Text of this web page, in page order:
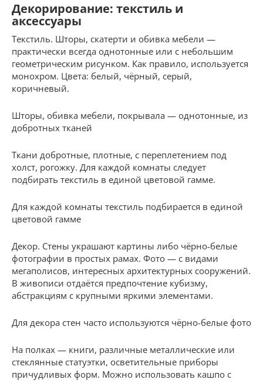
Декорирование: текстиль и
аксессуары
Текстиль. Шторы, скатерти и обивка мебели —
практически всегда однотонные или с небольшим
геометрическим рисунком. Как правило, используется
монохром. Цвета: белый, чёрный, серый,
коричневый.
Шторы, обивка мебели, покрывала — однотонные, из
добротных тканей
Ткани добротные, плотные, с переплетением под
холст, рогожку. Для каждой комнаты следует
подбирать текстиль в единой цветовой гамме.
Для каждой комнаты текстиль подбирается в единой
цветовой гамме
Декор. Стены украшают картины либо чёрно-белые
фотографии в простых рамах. Фото — с видами
мегаполисов, интересных архитектурных сооружений.
В живописи отдаётся предпочтение кубизму,
абстракциям с крупными яркими элементами.
Для декора стен часто используются чёрно-белые фото
На полках — книги, различные металлические или
стеклянные статуэтки, осветительные приборы
причудливых форм. Можно использовать кашпо с